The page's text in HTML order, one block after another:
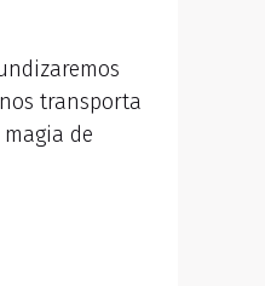
transporta
de